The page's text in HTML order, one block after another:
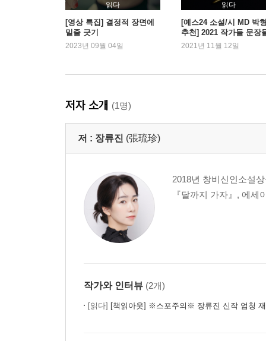
읽다
[영상 특집] 결정적 장면에
밑줄 긋기
2023년 09월 04일
읽다
[예스24 소설/시 MD 박
추천] 2021 작가들 문장
2021년 11월 12일
저자 소개 (1명)
저 : 장류진 (張琉珍)
2018년 창비신인소설
『달까지 가자』, 에
작가와 인터뷰 (2개)
[읽다] [책읽아웃] ※스포주의※ 장류진 신작 엄청 재밌어, 근데 본인은